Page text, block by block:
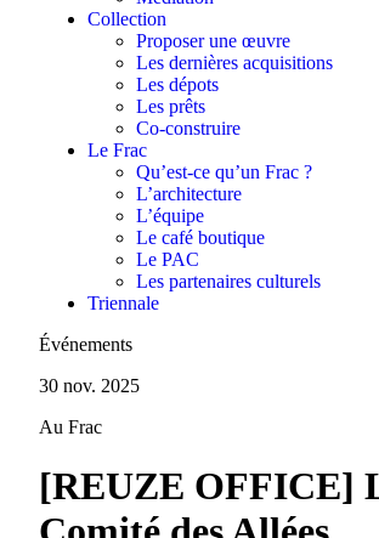
Collection
Proposer une œuvre
Les dernières acquisitions
Les dépots
Les prêts
Co-construire
Le Frac
Qu’est-ce qu’un Frac ?
L’architecture
L’équipe
Le café boutique
Le PAC
Les partenaires culturels
Triennale
Événements
30 nov. 2025
Au Frac
[REUZE OFFICE]